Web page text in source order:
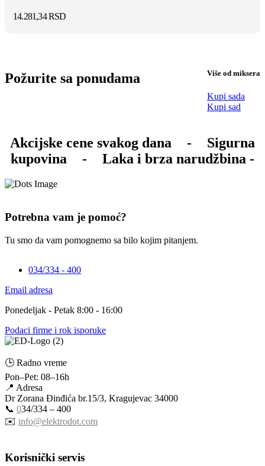
14.281,34RSD
Požurite sa ponudama Više od miksera
Kupi sada
Kupi sad
Akcijske cene svakog dana -
Sigurna
kupovina
- Laka i brza narudžbina -
Potrebna vam je pomoć?
Tu smo da vam pomognemo sa bilo kojim pitanjem.
034/334 - 400
Email adresa
Ponedeljak - Petak 8:00 - 16:00
Podaci firme i rok isporuke
🕒 Radno vreme
Pon–Pet: 08–16h
📍 Adresa
Dr Zorana Đinđića br.15/3, Kragujevac 34000
📞 034/334 – 400
✉️ info@elektrodot.com
Korisnički servis